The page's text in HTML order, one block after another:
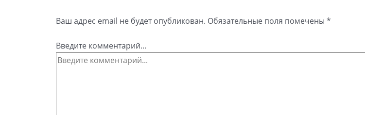
Ваш адрес email не будет опубликован. Обязательные поля помечены *
Введите комментарий...